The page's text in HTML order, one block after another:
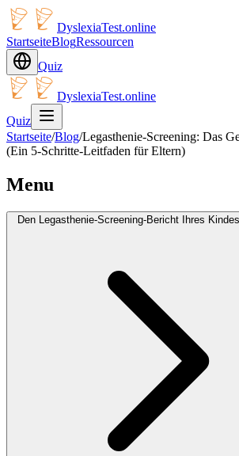
DyslexiaTest.online
StartseiteBlogRessourcen
Quiz
DyslexiaTest.online
Quiz
Startseite/Blog/Legasthenie-Screening: Das
(Ein 5-Schritte-Leitfaden für Eltern)
Menu
Den Legasthenie-Screening-Bericht Ihres